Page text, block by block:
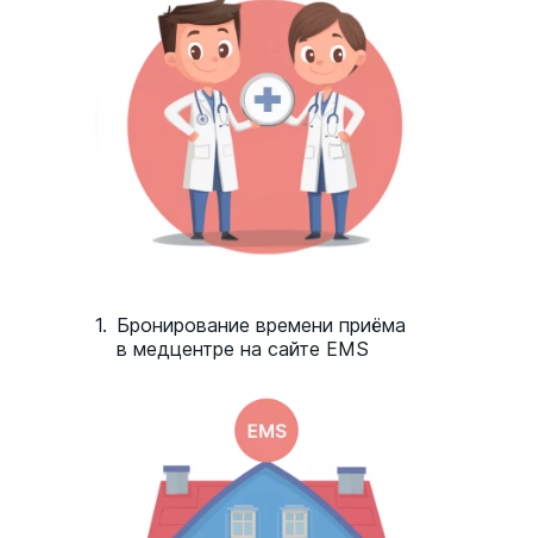
1. Бронирование времени приёма
в медцентре на сайте EMS